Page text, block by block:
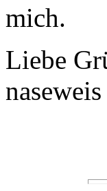
mich.
Liebe
naseweis